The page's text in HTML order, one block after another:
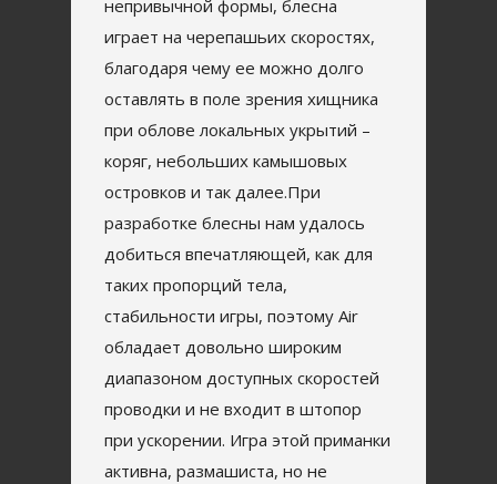
непривычной формы, блесна
играет на черепашьих скоростях,
благодаря чему ее можно долго
оставлять в поле зрения хищника
при облове локальных укрытий –
коряг, небольших камышовых
островков и так далее.При
разработке блесны нам удалось
добиться впечатляющей, как для
таких пропорций тела,
стабильности игры, поэтому Air
обладает довольно широким
диапазоном доступных скоростей
проводки и не входит в штопор
при ускорении. Игра этой приманки
активна, размашиста, но не